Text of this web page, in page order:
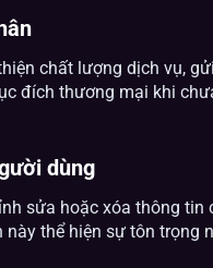
chất lượng dịch vụ,
đích thương mại khi
dùng
sửa hoặc xóa thông
thể hiện sự tôn